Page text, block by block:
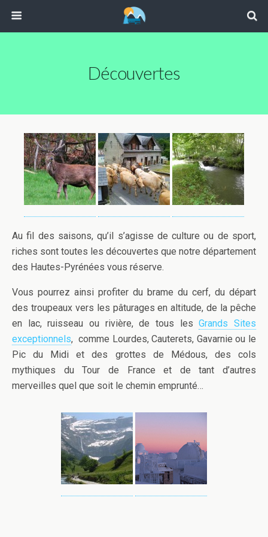
Découvertes
Au fil des saisons, qu’il s’agisse de culture ou de sport,
riches sont toutes les découvertes que notre département
des Hautes-Pyrénées vous réserve.
Vous pourrez ainsi profiter du brame du cerf, du départ
des troupeaux vers les pâturages en altitude, de la pêche
en lac, ruisseau ou rivière, de tous lesGrands Sites
exceptionnels, comme Lourdes, Cauterets, Gavarnie ou le
Pic du Midi et des grottes de Médous, des cols
mythiques du Tour de France et de tant d’autres
merveilles quel que soit le chemin emprunté…